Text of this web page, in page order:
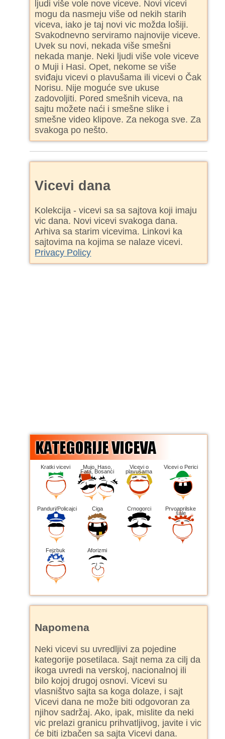
ljudi više vole nove viceve. Novi vicevi
mogu da nasmeju više od nekih starih
viceva, iako je taj novi vic možda lošiji.
Svakodnevno serviramo najnovije viceve.
Uvek su novi, nekada više smešni
nekada manje. Neki ljudi više vole viceve
o Muji i Hasi. Opet, nekome se više
sviđaju vicevi o plavušama ili vicevi o Čak
Norisu. Nije moguće sve ukuse
zadovoljiti. Pored smešnih viceva, na
sajtu možete naći i smešne slike i
smešne video klipove. Za nekoga sve. Za
svakoga po nešto.
Vicevi dana
Kolekcija - vicevi sa sa sajtova koji imaju
vic dana. Novi vicevi svakoga dana.
Arhiva sa starim vicevima. Linkovi ka
sajtovima na kojima se nalaze vicevi.
Privacy Policy
Kratki vicevi Mujo, Haso,
Fata, Bosanci
Vicevi o
plavušama
Vicevi o Perici
Panduri/Policajci Ciga Crnogorci Prvoaprilske
šale
Fejzbuk Aforizmi
Napomena
Neki vicevi su uvredljivi za pojedine
kategorije posetilaca. Sajt nema za cilj da
ikoga uvredi na verskoj, nacionalnoj ili
bilo kojoj drugoj osnovi. Vicevi su
vlasništvo sajta sa koga dolaze, i sajt
Vicevi dana ne može biti odgovoran za
njihov sadržaj. Ako, ipak, mislite da neki
vic prelazi granicu prihvatljivog, javite i vic
će biti izbačen sa sajta Vicevi dana.